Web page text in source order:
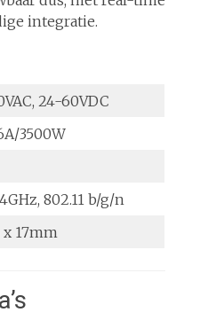
integratie.
24-60VDC
3500W
802.11 b/g/n
x 17mm